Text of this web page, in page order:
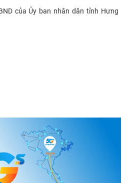
của Ủy ban nhân dân tỉnh Hưng